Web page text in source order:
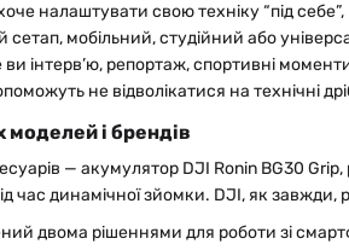
налаштувати свою техніку “під
мобільний, студійний або
ви інтерв’ю, репортаж, спортивні
не відволікатися на технічні
і брендів
— акумулятор DJI Ronin BG30 Grip,
час динамічної зйомки. DJI, як завжди,
двома рішеннями для роботи зі